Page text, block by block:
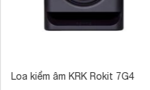
Loa kiểm âm KRK Rokit 7G4